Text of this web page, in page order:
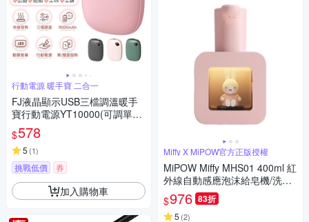
行動電源 暖手寶 二合一
FJ液晶顯示USB三檔調溫暖手
寶行動電源YT10000(可調單雙
面發熱)
$578
5 (1)
挑戰低價 券
加入購物車
Miffy X MiPOW官方正版授權
MiPOW Miffy MHS01 400ml 紅
外線自動感應泡沫給皂機/洗手
液機
$976 83折
5 (2)